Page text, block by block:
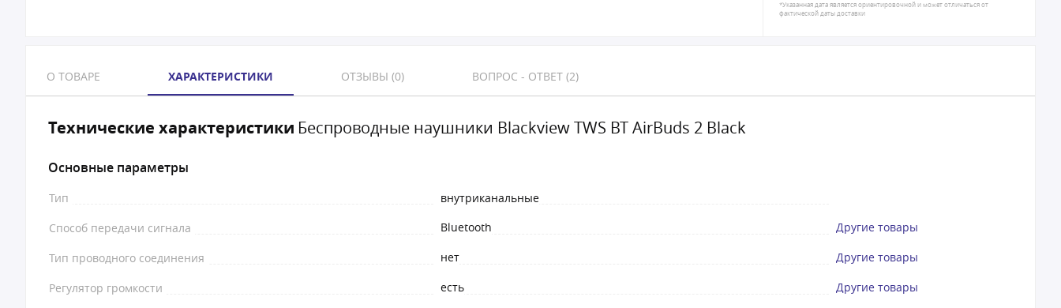
*Указанная дата является ориентировочной и может отличаться от
фактической даты доставки
О ТОВАРЕ ХАРАКТЕРИСТИКИ ОТЗЫВЫ (0) ВОПРОС - ОТВЕТ (2)
Технические характеристики Беспроводные наушники Blackview TWS BT AirBuds 2 Black
Основные параметры
Тип
внутриканальные
Способ передачи сигнала
Bluetooth Другие товары
Тип проводного соединения нет Другие товары
Регулятор громкости есть Другие товары